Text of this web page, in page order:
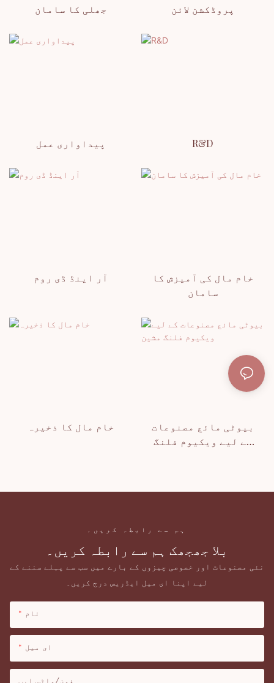
جھلی کا سامان پروڈکشن لائن
پیداواری عمل R&D
آر اینڈ ڈی روم
خام مال کی آمیزش کا
سامان
خام مال کا ذخیرہ
بیوٹی مائع مصنوعات
کے لیے ویکیوم فلنگ
ہم سے رابطہ کریں۔
بلا جھجھک ہم سے رابطہ کریں۔
نئی مصنوعات اور خصوصی چیزوں کے بارے میں سب سے پہلے سننے کے
لیے اپنا ای میل ایڈریس درج کریں۔
نام
ای میل